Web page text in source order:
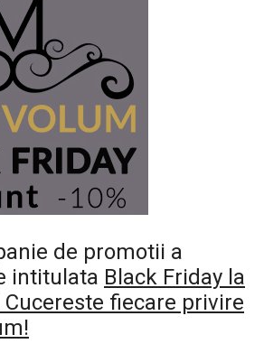
de promotii a
intitulata Black Friday la
fiecare privire